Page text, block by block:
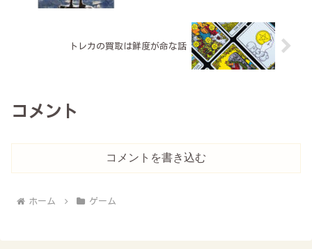
トレカの買取は鮮度が命な話
コメント
コメントを書き込む
ホーム ゲーム